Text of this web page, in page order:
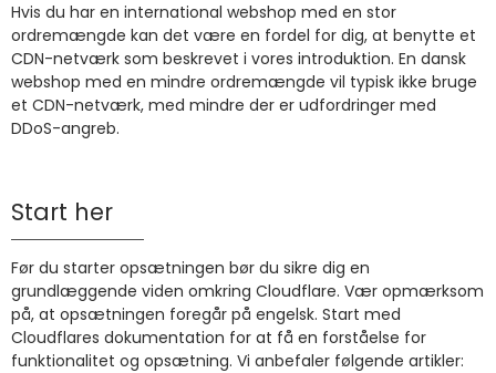
Hvis du har en international webshop med en stor
ordremængde kan det være en fordel for dig, at benytte et
CDN-netværk som beskrevet i vores introduktion. En dansk
webshop med en mindre ordremængde vil typisk ikke bruge
et CDN-netværk, med mindre der er udfordringer med
DDoS-angreb.
Start her
Før du starter opsætningen bør du sikre dig en
grundlæggende viden omkring Cloudflare. Vær opmærksom
på, at opsætningen foregår på engelsk. Start med
Cloudflares dokumentation for at få en forståelse for
funktionalitet og opsætning. Vi anbefaler følgende artikler: